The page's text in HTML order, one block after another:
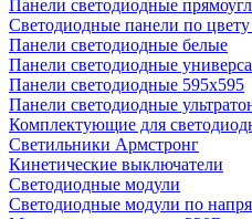
Панели светодиодные
Светодиодные панели по цвету
Панели светодиодные белые
Панели светодиодные
Панели светодиодные 595х595
Панели светодиодные
Комплектующие для
Светильники Армстронг
Кинетические выключатели
Светодиодные модули
Светодиодные модули по